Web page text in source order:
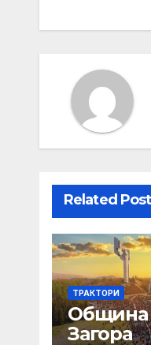
Related Post
ТРАКТОРИ
Община
Загора